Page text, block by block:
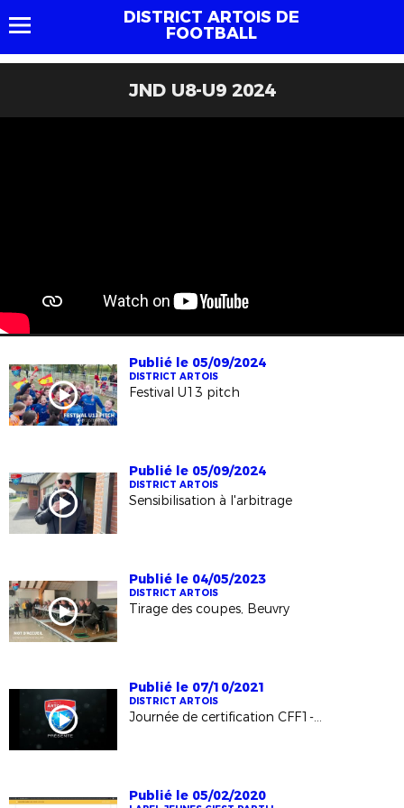
DISTRICT ARTOIS DE
FOOTBALL
JND U8-U9 2024
Publié le 05/09/2024
DISTRICT ARTOIS
Festival U13 pitch
Publié le 05/09/2024
DISTRICT ARTOIS
Sensibilisation à l'arbitrage
Publié le 04/05/2023
DISTRICT ARTOIS
Tirage des coupes, Beuvry
Publié le 07/10/2021
DISTRICT ARTOIS
Journée de certification CFF1-CFF3
Publié le 05/02/2020